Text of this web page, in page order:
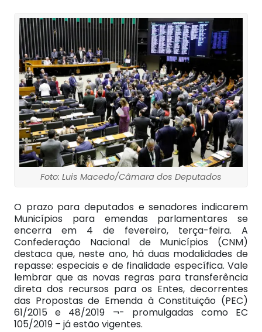
Foto: Luis Macedo/Câmara dos Deputados
O prazo para deputados e senadores indicarem
Municípios para emendas parlamentares se
encerra em 4 de fevereiro, terça-feira. A
Confederação Nacional de Municípios (CNM)
destaca que, neste ano, há duas modalidades de
repasse: especiais e de finalidade específica. Vale
lembrar que as novas regras para transferência
direta dos recursos para os Entes, decorrentes
das Propostas de Emenda à Constituição (PEC)
61/2015 e 48/2019 ¬- promulgadas como EC
105/2019 – já estão vigentes.